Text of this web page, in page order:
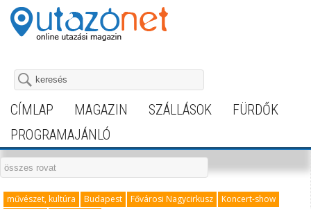
CÍMLAP MAGAZIN SZÁLLÁSOK
FÜRDŐK
PROGRAMAJÁNLÓ
művészet, kultúra Budapest Fővárosi Nagycirkusz
Koncert-show